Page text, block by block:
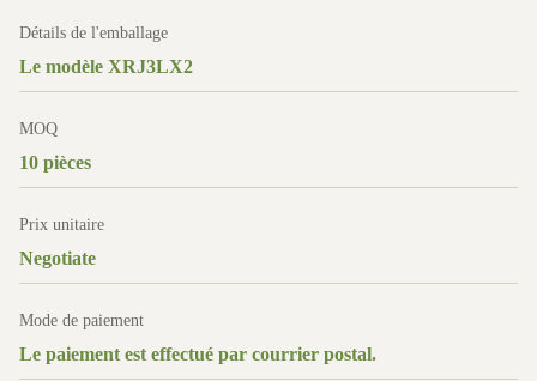
Détails de l'emballage
Le modèle XRJ3LX2
MOQ
10 pièces
Prix unitaire
Negotiate
Mode de paiement
Le paiement est effectué par courrier postal.